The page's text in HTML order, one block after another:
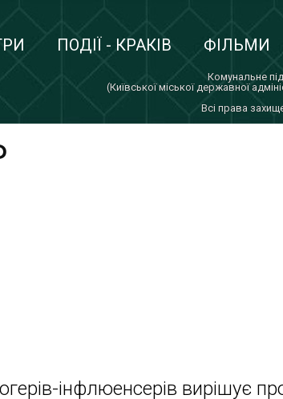
ПОДІЇ - КРАКІВ ФІЛЬМИ
Комунальне
(Київської міської державної
Всi права
інфлюенсерів вирішує